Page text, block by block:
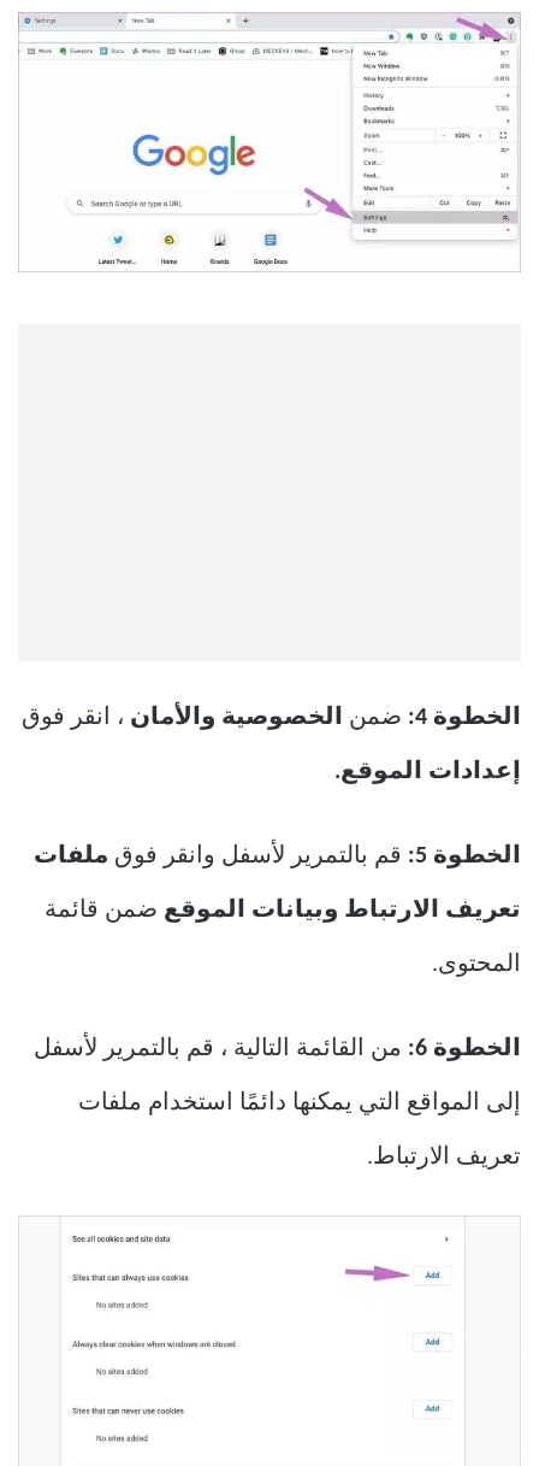
الخطوة 4: ضمن الخصوصية والأمان ، انقر فوق
إعدادات الموقع.
الخطوة 5: قم بالتمرير لأسفل وانقر فوق ملفات
تعريف الارتباط وبيانات الموقع ضمن قائمة
المحتوى.
الخطوة 6: من القائمة التالية ، قم بالتمرير لأسفل
إلى المواقع التي يمكنها دائمًا استخدام ملفات
تعريف الارتباط.